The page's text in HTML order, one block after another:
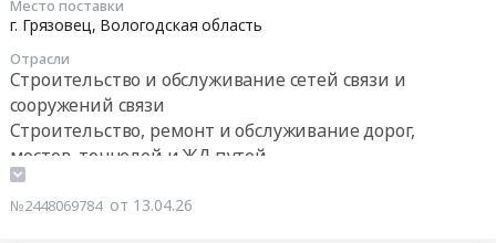
Место поставки
г. Грязовец, Вологодская область
Отрасли
Строительство и обслуживание сетей связи и
сооружений связи
Строительство, ремонт и обслуживание дорог,
мостов, тоннелей и ЖД путей
Строительство и ремонт трубопроводов и прочих
инженерных коммуникаций
№2448069784 от 13.04.26